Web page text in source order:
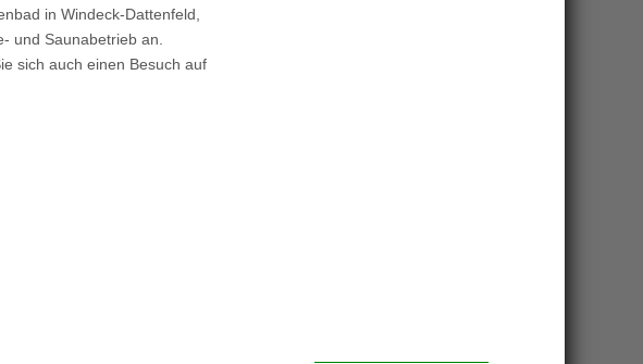
in Windeck-Dattenfeld,
und Saunabetrieb an.
sich auch einen Besuch auf